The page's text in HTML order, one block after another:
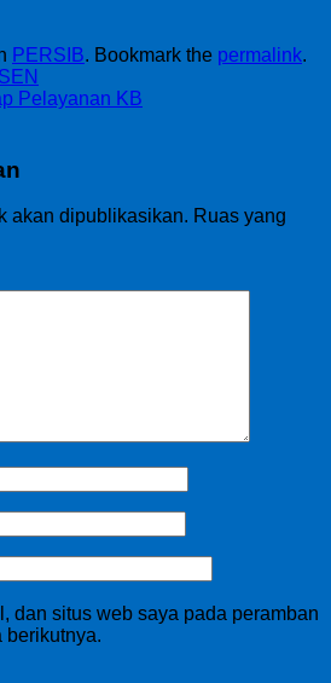
PERSIB. Bookmark the permalink.
Pelayanan KB
akan dipublikasikan. Ruas yang
dan situs web saya pada peramban
berikutnya.